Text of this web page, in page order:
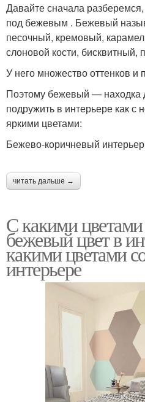
Давайте сначала
под бежевым . Бежевый
песочный, кремовый,
слоновой кости,
У него множество оттенков и
Поэтому бежевый — находка
подружить в интерьере как с
яркими цветами:
Бежево-коричневый интерьер
читать дальше →
С какими цветами
бежевый цвет в
какими цветами
интерьере